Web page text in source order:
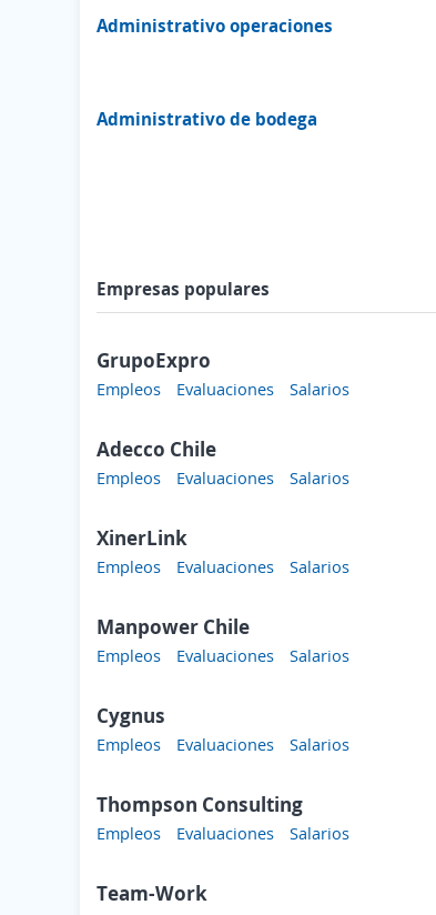
Administrativo operaciones
Administrativo de bodega
Empresas populares
GrupoExpro
Empleos Evaluaciones Salarios
Adecco Chile
Empleos Evaluaciones Salarios
XinerLink
Empleos Evaluaciones Salarios
Manpower Chile
Empleos Evaluaciones Salarios
Cygnus
Empleos Evaluaciones Salarios
Thompson Consulting
Empleos Evaluaciones Salarios
Team-Work